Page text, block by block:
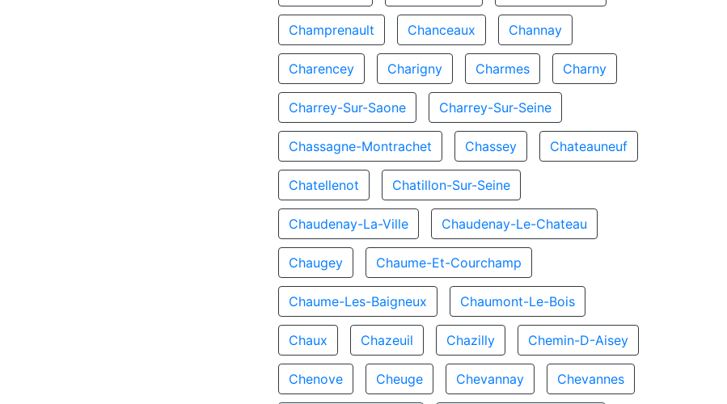
Champrenault Chanceaux Channay
Charencey Charigny Charmes Charny
Charrey-Sur-Saone Charrey-Sur-Seine
Chassagne-Montrachet Chassey Chateauneuf
Chatellenot Chatillon-Sur-Seine
Chaudenay-La-Ville Chaudenay-Le-Chateau
Chaugey Chaume-Et-Courchamp
Chaume-Les-Baigneux Chaumont-Le-Bois
Chaux Chazeuil Chazilly Chemin-D-Aisey
Chenove Cheuge Chevannay Chevannes